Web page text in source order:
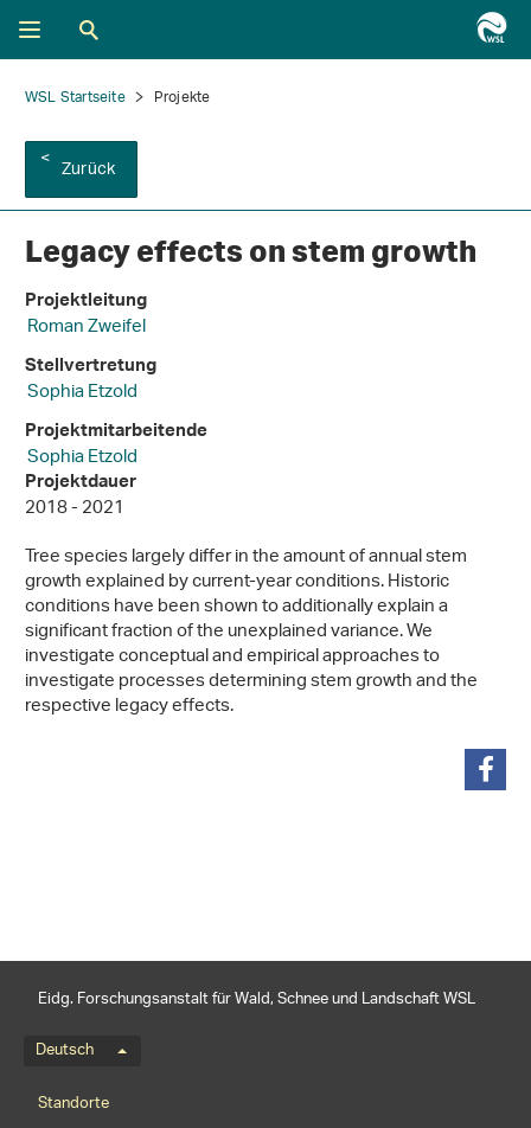
WSL Startseite Projekte
Zurück
Legacy effects on stem growth
Projektleitung
Roman Zweifel
Stellvertretung
Sophia Etzold
Projektmitarbeitende
Sophia Etzold
Projektdauer
2018 - 2021
Tree species largely differ in the amount of annual stem
growth explained by current-year conditions. Historic
conditions have been shown to additionally explain a
significant fraction of the unexplained variance. We
investigate conceptual and empirical approaches to
investigate processes determining stem growth and the
respective legacy effects.
Eidg. Forschungsanstalt für Wald, Schnee und Landschaft WSL
Sprachmenü
Deutsch
Footernavigation
Standorte